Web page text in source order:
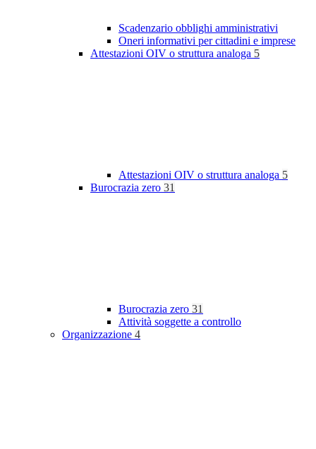
Scadenzario obblighi amministrativi
Oneri informativi per cittadini e imprese
Attestazioni OIV o struttura analoga 5
Attestazioni OIV o struttura analoga 5
Burocrazia zero 31
Burocrazia zero 31
Attività soggette a controllo
Organizzazione 4